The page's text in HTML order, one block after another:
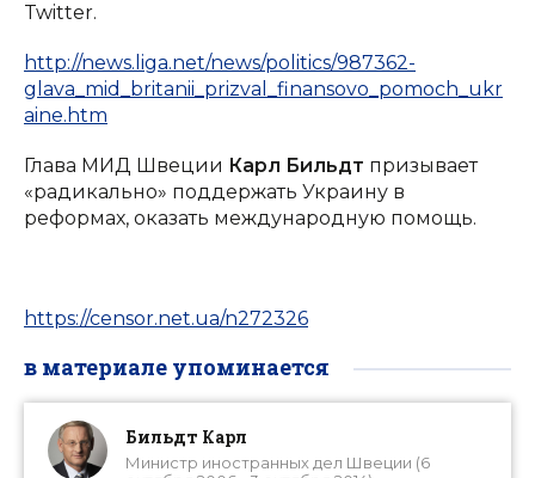
Twitter.
http://news.liga.net/news/politics/987362-
glava_mid_britanii_prizval_finansovo_pomoch_ukr
aine.htm
Глава МИД Швеции Карл Бильдт призывает
«радикально» поддержать Украину в
реформах, оказать международную помощь.
https://censor.net.ua/n272326
в материале упоминается
Бильдт Карл
Министр иностранных дел Швеции (6